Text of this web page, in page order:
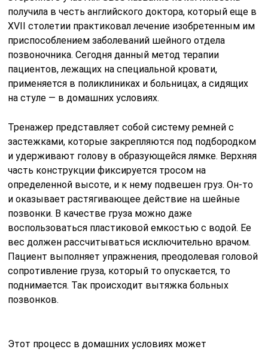
получила в честь английского доктора, который еще в
XVII столетии практиковал лечение изобретенным им
приспособлением заболеваний шейного отдела
позвоночника. Сегодня данный метод терапии
пациентов, лежащих на специальной кровати,
применяется в поликлиниках и больницах, а сидящих
на стуле — в домашних условиях.
Тренажер представляет собой систему ремней с
застежками, которые закрепляются под подбородком
и удерживают голову в образующейся лямке. Верхняя
часть конструкции фиксируется тросом на
определенной высоте, и к нему подвешен груз. Он-то
и оказывает растягивающее действие на шейные
позвонки. В качестве груза можно даже
воспользоваться пластиковой емкостью с водой. Ее
вес должен рассчитываться исключительно врачом.
Пациент выполняет упражнения, преодолевая головой
сопротивление груза, который то опускается, то
поднимается. Так происходит вытяжка больных
позвонков.
Этот процесс в домашних условиях может